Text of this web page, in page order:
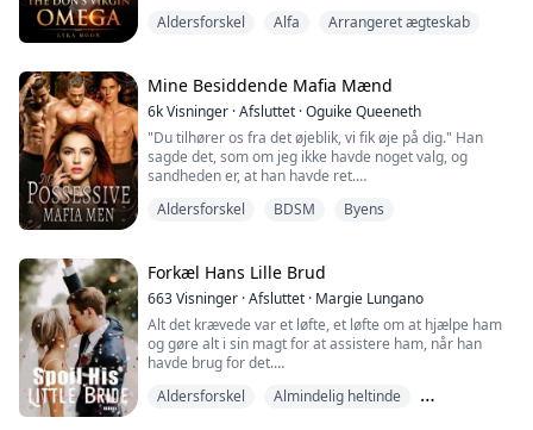
lide, hvad du så, Mia?" spørger han, hans ord fyldt med
at stoppe det, men hans berøring var hypnotisk, og jeg
smeltede in...
Aldersforskel Alfa Arrangeret ægteskab
Mine Besiddende Mafia Mænd
6kVisninger ·Afsluttet ·Oguike Queeneth
"Du tilhører os fra det øjeblik, vi fik øje på dig." Han
sagde det, som om jeg ikke havde noget valg, og
sandheden er, at han havde ret.
"Jeg ved ikke, hvor lang tid det vil tage dig at indse det,
øjne mødte mine.
"Din fisse drypper for os, nu vær en god pige og spred
dine ben. Jeg vil smage, vil ...
Aldersforskel BDSM Byens
Forkæl Hans Lille Brud
663Visninger ·Afsluttet · Margie Lungano
Alt det krævede var et løfte, et løfte om at hjælpe ham
og gøre alt i sin magt for at assistere ham, når han
havde brug for det.
manden, hun ubetinget forelskede sig i ved første
Aldersforskel
Almindelig heltinde